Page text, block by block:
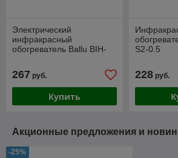
Электрический
инфракрасный
обогреватель Ballu BIH-
267 руб.
Купить
S2-0.5
228руб.
Акционные предложения и
-25%